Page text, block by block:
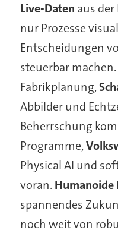
Live-Daten aus
nur Prozesse
Entscheidungen
steuerbar machen.
Fabrikplanung,
Abbilder und
Beherrschung
Programme,
Physical AI und
voran. Humanoide
spannendes
noch weit von